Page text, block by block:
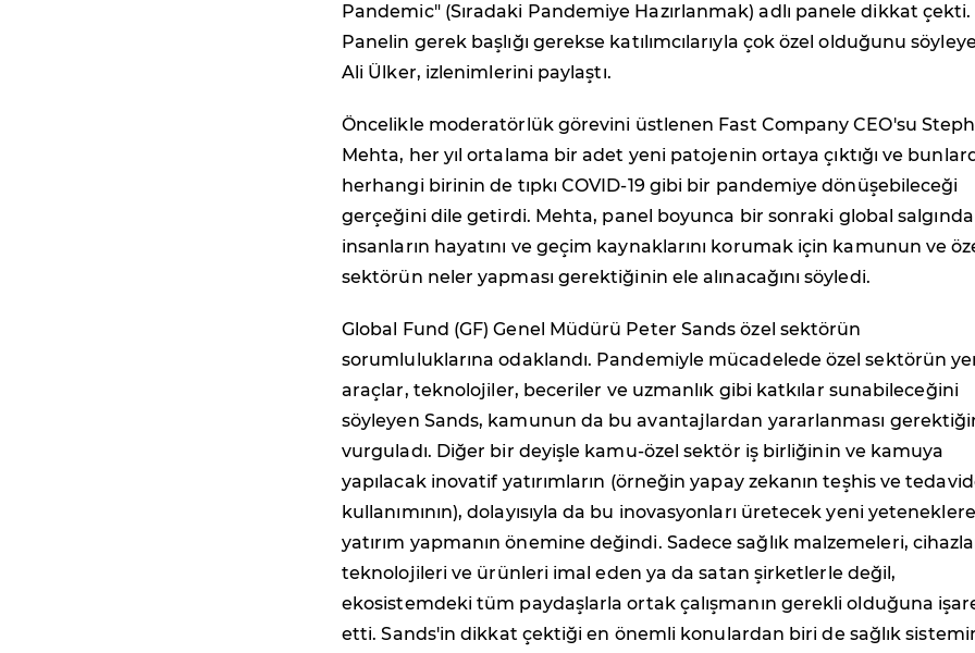
Pandemic" (Sıradaki Pandemiye Hazırlanmak) adlı panele dikkat çekti.
Panelin gerek başlığı gerekse katılımcılarıyla çok özel olduğunu
Ali Ülker, izlenimlerini paylaştı.
Öncelikle moderatörlük görevini üstlenen Fast Company CEO'su
Mehta, her yıl ortalama bir adet yeni patojenin ortaya çıktığı ve
herhangi birinin de tıpkı COVID-19 gibi bir pandemiye dönüşebileceği
gerçeğini dile getirdi. Mehta, panel boyunca bir sonraki global salgında
insanların hayatını ve geçim kaynaklarını korumak için kamunun ve
sektörün neler yapması gerektiğinin ele alınacağını söyledi.
Global Fund (GF) Genel Müdürü Peter Sands özel sektörün
sorumluluklarına odaklandı. Pandemiyle mücadelede özel sektörün
araçlar, teknolojiler, beceriler ve uzmanlık gibi katkılar sunabileceğini
söyleyen Sands, kamunun da bu avantajlardan yararlanması
vurguladı. Diğer bir deyişle kamu-özel sektör iş birliğinin ve kamuya
yapılacak inovatif yatırımların (örneğin yapay zekanın teşhis ve
kullanımının), dolayısıyla da bu inovasyonları üretecek yeni yeteneklere
yatırım yapmanın önemine değindi. Sadece sağlık malzemeleri,
teknolojileri ve ürünleri imal eden ya da satan şirketlerle değil,
ekosistemdeki tüm paydaşlarla ortak çalışmanın gerekli olduğuna
etti. Sands'in dikkat çektiği en önemli konulardan biri de sağlık